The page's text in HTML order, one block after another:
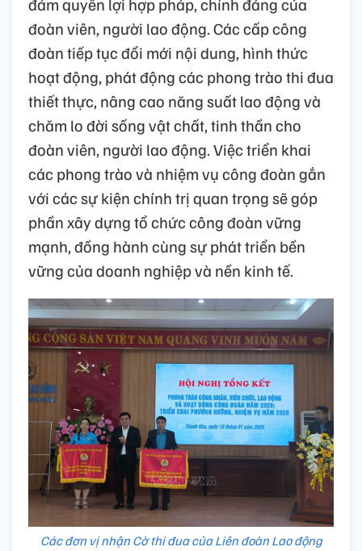
đoàn viên, người lao động. Các cấp công
đoàn tiếp tục đổi mới nội dung, hình thức
hoạt động, phát động các phong trào thi đua
thiết thực, nâng cao năng suất lao động và
chăm lo đời sống vật chất, tinh thần cho
đoàn viên, người lao động. Việc triển khai
các phong trào và nhiệm vụ công đoàn gắn
với các sự kiện chính trị quan trọng sẽ góp
phần xây dựng tổ chức công đoàn vững
mạnh, đồng hành cùng sự phát triển bền
vững của doanh nghiệp và nền kinh tế.
Các đơn vị nhận Cờ thi đua của Liên đoàn Lao động